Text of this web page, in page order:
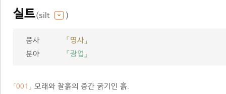
실트(silt )
품사
「명사」
분야
『광업』
「001」 모래와 찰흙의 중간 굵기인 흙.